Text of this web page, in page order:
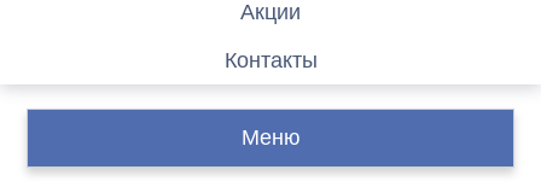
Акции
Контакты
Меню